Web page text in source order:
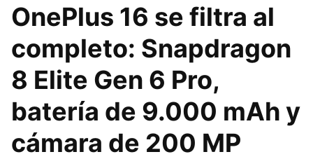
OnePlus 16 se filtra al
completo: Snapdragon
8 Elite Gen 6 Pro,
batería de 9.000 mAh y
cámara de 200 MP